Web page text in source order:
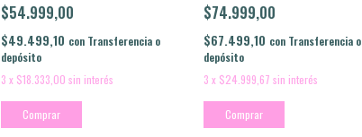
$54.999,00
$49.499,10 con Transferencia o
depósito
3 x $18.333,00 sin interés
Comprar
$74.999,00
$67.499,10 con Transferencia o
depósito
3 x $24.999,67 sin interés
Comprar